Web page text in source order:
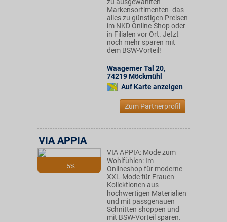
Markensortimenten- das
alles zu günstigen Preisen
im NKD Online-Shop oder
in Filialen vor Ort. Jetzt
noch mehr sparen mit
dem BSW-Vorteil!
Waagerner Tal 20,
74219 Möckmühl
Auf Karte anzeigen
Zum Partnerprofil
5%
VIA APPIA
VIA APPIA: Mode zum
Wohlfühlen: Im
Onlineshop für moderne
XXL-Mode für Frauen
Kollektionen aus
hochwertigen Materialien
und mit passgenauen
Schnitten shoppen und
mit BSW-Vorteil sparen.